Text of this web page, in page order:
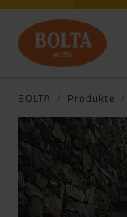
BOLTA Produkte